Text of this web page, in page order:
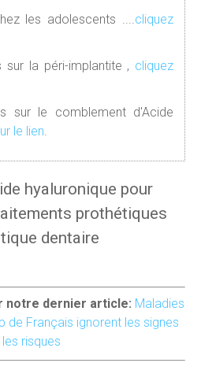
les adolescents .... cliquez
la péri-implantite , cliquez
sur le comblement d'Acide
le lien.
hyaluronique pour
prothétiques
dentaire
notre dernier article: Maladies
de Français ignorent les signes
risques